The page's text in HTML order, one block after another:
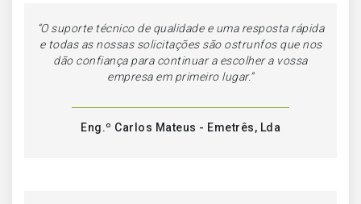
“O suporte técnico de qualidade e uma resposta rápida
e todas as nossas solicitações são ostrunfos que nos
dão confiança para continuar a escolher a vossa
empresa em primeiro lugar.”
Eng.º Carlos Mateus - Emetrês, Lda